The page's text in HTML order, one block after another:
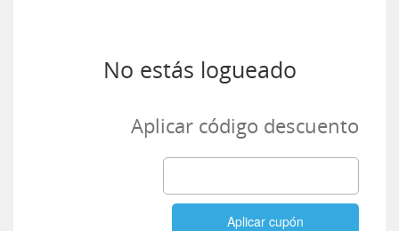
No estás logueado
Aplicar código descuento
Aplicar cupón